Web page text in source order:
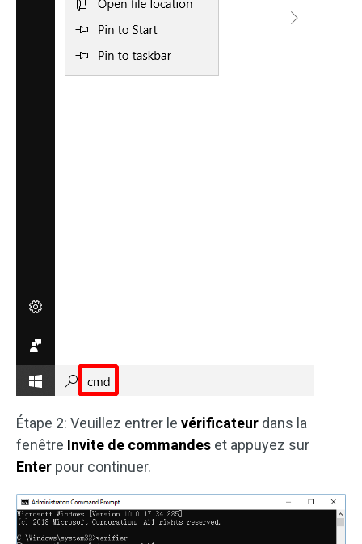
Étape 2: Veuillez entrer le vérificateur dans la
fenêtre Invite de commandes et appuyez sur
Enter pour continuer.